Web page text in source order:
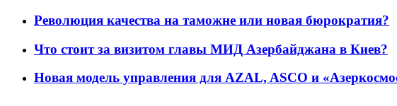
Революция качества на таможне или новая бюрократия?
Что стоит за визитом главы МИД Азербайджана в Киев?
Новая модель управления для AZAL, ASCO и